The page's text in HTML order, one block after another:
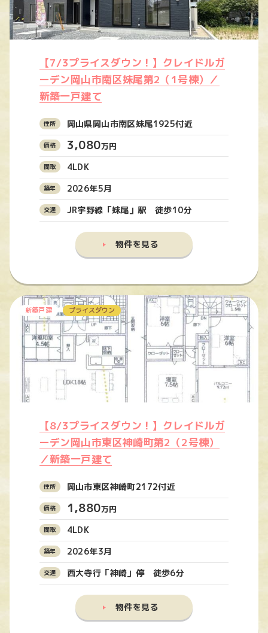
【7/3プライスダウン！】クレイドルガ
ーデン岡山市南区妹尾第2（1号棟）／
新築一戸建て
岡山県岡山市南区妹尾1925付近
3,080万円
4LDK
2026年5月
JR宇野線「妹尾」駅 徒歩10分
物件を見る
新築戸建 プライスダウン
【8/3プライスダウン！】クレイドルガ
ーデン岡山市東区神崎町第2（2号棟）
／新築一戸建て
岡山市東区神崎町2172付近
1,880万円
4LDK
2026年3月
西大寺行「神崎」停 徒歩6分
物件を見る